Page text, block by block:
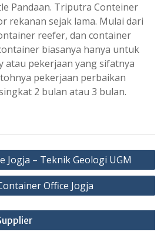
Pandaan. Triputra Conteiner
rekanan sejak lama. Mulai dari
reefer, dan container
biasanya hanya untuk
atau pekerjaan yang sifatnya
pekerjaan perbaikan
2 bulan atau 3 bulan.
Jogja – Teknik Geologi UGM
Office Jogja